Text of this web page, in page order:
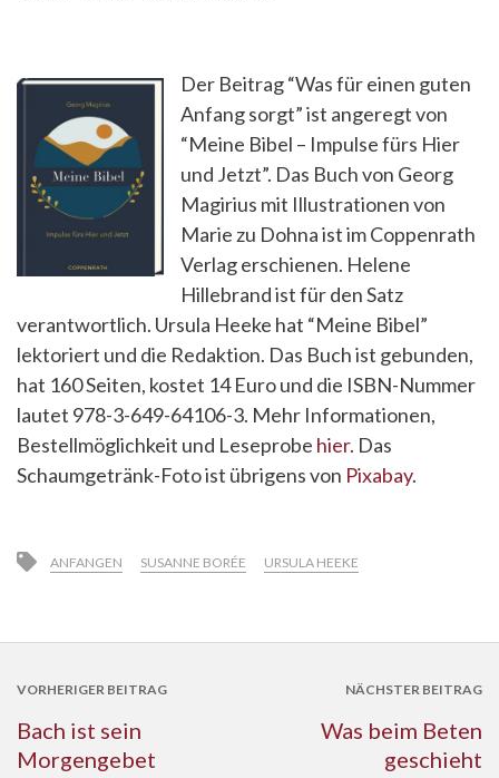
Der Beitrag “Was für einen guten
Anfang sorgt” ist angeregt von
“Meine Bibel – Impulse fürs Hier
und Jetzt”. Das Buch von Georg
Magirius mit Illustrationen von
Marie zu Dohna ist im Coppenrath
Verlag erschienen. Helene
Hillebrand ist für den Satz
verantwortlich. Ursula Heeke hat “Meine Bibel”
lektoriert und die Redaktion. Das Buch ist gebunden,
hat 160 Seiten, kostet 14 Euro und die ISBN-Nummer
lautet 978-3-649-64106-3. Mehr Informationen,
Bestellmöglichkeit und Leseprobe hier. Das
Schaumgetränk-Foto ist übrigens von Pixabay.
ANFANGEN SUSANNE BORÉE URSULA HEEKE
VORHERIGER BEITRAG
Bach ist sein
Morgengebet
NÄCHSTER BEITRAG
Was beim Beten
geschieht